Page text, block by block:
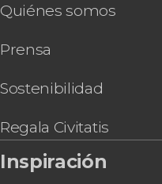
Espectáculo de luz y
Museo de Lúxor y
Cairo con todo incluido
Paseo en calesa por
Paseo en globo por
Quiénes somos
Prensa
Sostenibilidad
Regala Civitatis
Inspiración